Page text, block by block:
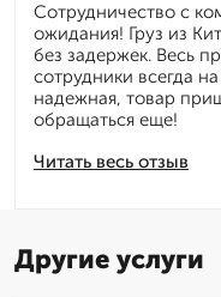
Читать весь отзыв
Сотрудничество с
ожидания! Груз из
без задержек. Весь
сотрудники всегда
надежная, товар
обращаться еще!
Другие услуги